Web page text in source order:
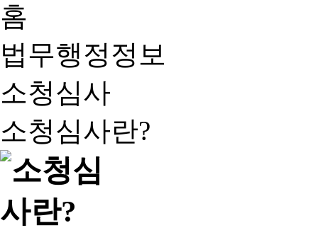
홈
법무행정정보
소청심사
소청심사란?